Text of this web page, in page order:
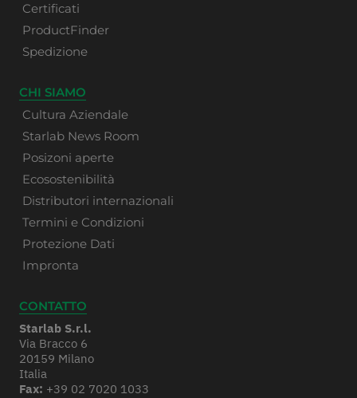
Certificati
ProductFinder
Spedizione
CHI SIAMO
Cultura Aziendale
Starlab News Room
Posizoni aperte
Ecosostenibilità
Distributori internazionali
Termini e Condizioni
Protezione Dati
Impronta
CONTATTO
Starlab S.r.l.
Via Bracco 6
20159 Milano
Italia
Fax: +39 02 7020 1033